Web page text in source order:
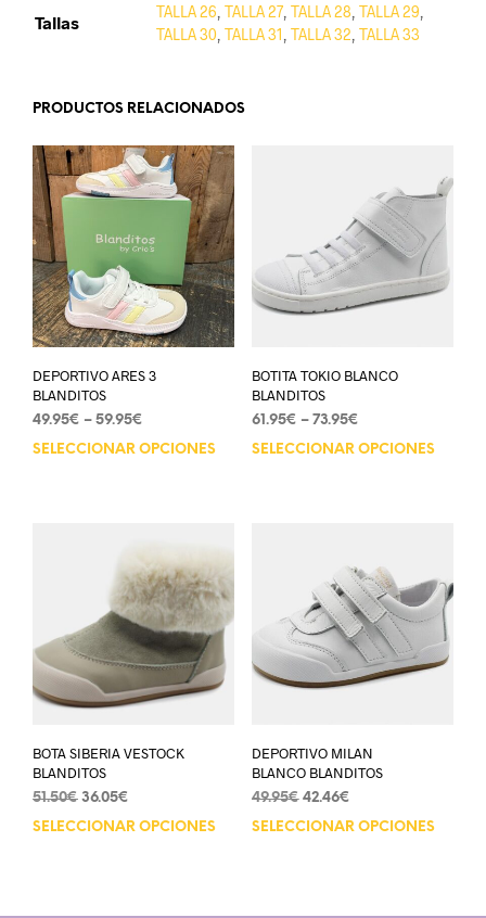
Tallas
TALLA 26 TALLA 27 TALLA 28 TALLA 29
TALLA 30 TALLA 31 TALLA 32 TALLA 33
PRODUCTOS RELACIONADOS
DEPORTIVO ARES 3
BLANDITOS
49.95€ – 59.95€
SELECCIONAR OPCIONES
BOTITA TOKIO BLANCO
BLANDITOS
61.95€ – 73.95€
SELECCIONAR OPCIONES
BOTA SIBERIA VESTOCK
BLANDITOS
51.50€ 36.05€
SELECCIONAR OPCIONES
DEPORTIVO MILAN
BLANCO BLANDITOS
49.95€ 42.46€
SELECCIONAR OPCIONES